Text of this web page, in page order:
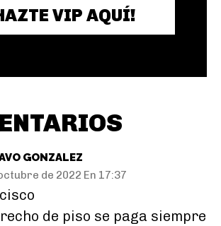
VIP AQUÍ!
GONZALEZ
de 2022 En 17:37
de piso se paga siempre